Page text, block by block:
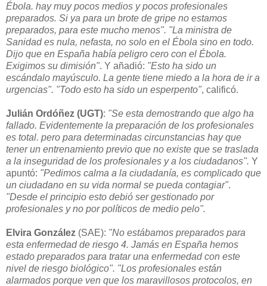
Ébola. hay muy pocos medios y pocos profesionales
preparados. Si ya para un brote de gripe no estamos
preparados, para este mucho menos". "La ministra de
Sanidad es nula, nefasta, no solo en el Ébola sino en todo.
Dijo que en España había peligro cero con el Ébola.
Exigimos su dimisión". Y añadió: "Esto ha sido un
escándalo mayúsculo. La gente tiene miedo a la hora de ir a
urgencias". "Todo esto ha sido un esperpento", calificó.
Julián Ordóñez (UGT): "Se esta demostrando que algo ha
fallado. Evidentemente la preparación de los profesionales
es total. pero para determinadas circunstancias hay que
tener un entrenamiento previo que no existe que se traslada
a la inseguridad de los profesionales y a los ciudadanos". Y
apuntó: "Pedimos calma a la ciudadanía, es complicado que
un ciudadano en su vida normal se pueda contagiar".
"Desde el principio esto debió ser gestionado por
profesionales y no por políticos de medio pelo".
Elvira González (SAE): "No estábamos preparados para
esta enfermedad de riesgo 4. Jamás en España hemos
estado preparados para tratar una enfermedad con este
nivel de riesgo biológico". "Los profesionales están
alarmados porque ven que los maravillosos protocolos, en